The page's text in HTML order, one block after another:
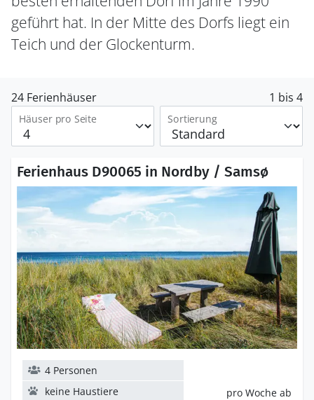
geführt hat. In der Mitte des Dorfs liegt ein
Teich und der Glockenturm.
24 Ferienhäuser 1 bis 4
Häuser pro Seite Sortierung
Ferienhaus D90065 in Nordby / Samsø
pro Woche ab
4 Personen
keine Haustiere